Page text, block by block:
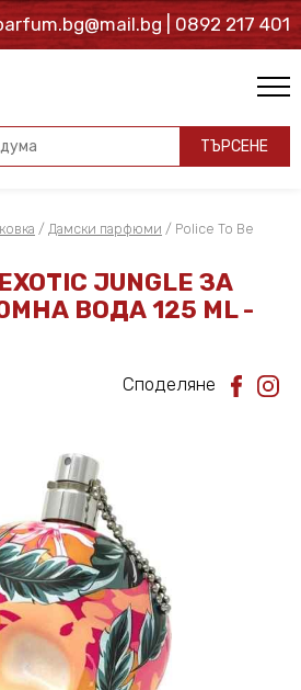
| 0892 217 401
ТЪРСЕНЕ
/ Дамски парфюми / Police To Be
JUNGLE ЗА
ВОДА 125 ML -
Споделяне